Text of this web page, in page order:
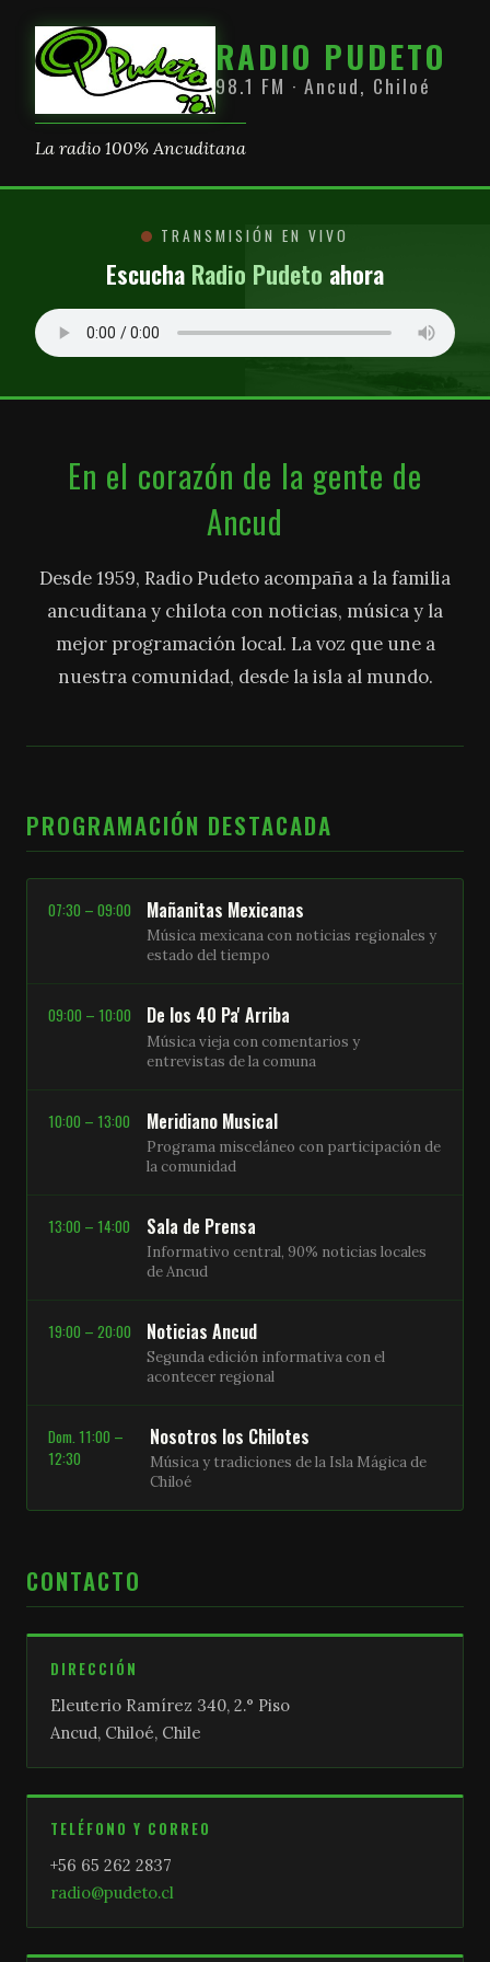
RADIO PUDETO
98.1 FM · Ancud, Chiloé
La radio 100% Ancuditana
TRANSMISIÓN EN VIVO
Escucha Radio Pudeto ahora
En el corazón de la gente de
Ancud
Desde 1959, Radio Pudeto acompaña a la familia
ancuditana y chilota con noticias, música y la
mejor programación local. La voz que une a
nuestra comunidad, desde la isla al mundo.
PROGRAMACIÓN DESTACADA
07:30 – 09:00 Mañanitas Mexicanas
Música mexicana con noticias regionales y
estado del tiempo
09:00 – 10:00 De los 40 Pa' Arriba
Música vieja con comentarios y
entrevistas de la comuna
10:00 – 13:00 Meridiano Musical
Programa misceláneo con participación de
la comunidad
13:00 – 14:00 Sala de Prensa
Informativo central, 90% noticias locales
de Ancud
19:00 – 20:00 Noticias Ancud
Segunda edición informativa con el
acontecer regional
Dom. 11:00 –
12:30
Nosotros los Chilotes
Música y tradiciones de la Isla Mágica de
Chiloé
CONTACTO
DIRECCIÓN
Eleuterio Ramírez 340, 2.° Piso
Ancud, Chiloé, Chile
TELÉFONO Y CORREO
+56 65 262 2837
radio@pudeto.cl